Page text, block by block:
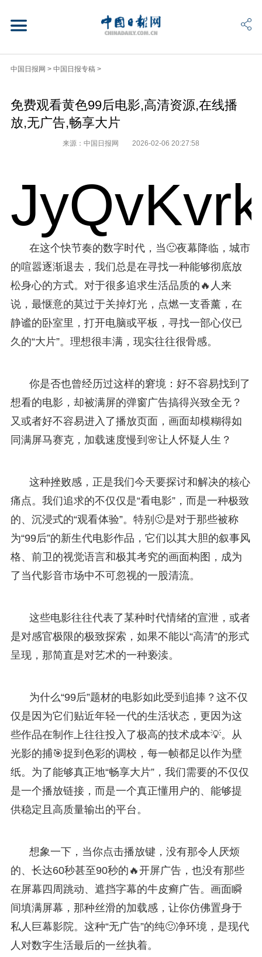
中国日报网 > 中国日报专稿 >
免费观看黄色99后电影,高清资源,在线播
放,无广告,畅享大片
来源：中国日报网 2026-02-06 20:27:58
在这个快节奏的数字时代，当🙂夜幕降临，城市
的喧嚣逐渐退去，我们总是在寻找一种能够彻底放
松身心的方式。对于很多追求生活品质的🔥人来
说，最惬意的莫过于关掉灯光，点燃一支香薰，在
静谧的卧室里，打开电脑或平板，寻找一部心仪已
久的“大片”。理想很丰满，现实往往很骨感。
你是否也曾经历过这样的窘境：好不容易找到了
想看的电影，却被满屏的弹窗广告搞得兴致全无？
又或者好不容易进入了播放页面，画面却模糊得如
同满屏马赛克，加载速度慢到🌸让人怀疑人生？
这种挫败感，正是我们今天要探讨和解决的核心
痛点。我们追求的不仅仅是“看电影”，而是一种极致
的、沉浸式的“观看体验”。特别🙂是对于那些被称
为“99后”的新生代电影作品，它们以其大胆的叙事风
格、前卫的视觉语言和极其考究的画面构图，成为
了当代影音市场中不可忽视的一股清流。
这些电影往往代表了某种时代情绪的宣泄，或者
是对感官极限的极致探索，如果不能以“高清”的形式
呈现，那简直是对艺术的一种亵渎。
为什么“99后”题材的电影如此受到追捧？这不仅
仅是因为它们贴近年轻一代的生活状态，更因为这
些作品在制作上往往投入了极高的技术成本💡。从
光影的捕🎯捉到色彩的调校，每一帧都足以作为壁
纸。为了能够真正地“畅享大片”，我们需要的不仅仅
是一个播放链接，而是一个真正懂用户的、能够提
供稳定且高质量输出的平台。
想象一下，当你点击播放键，没有那令人厌烦
的、长达60秒甚至90秒的🔥开屏广告，也没有那些
在屏幕四周跳动、遮挡字幕的牛皮癣广告。画面瞬
间填满屏幕，那种丝滑的加载感，让你仿佛置身于
私人巨幕影院。这种“无广告”的纯🙂净环境，是现代
人对数字生活最后的一丝执着。